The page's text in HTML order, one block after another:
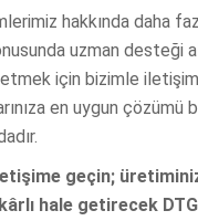
hakkında daha
uzman desteği
için bizimle
en uygun çözümü
geçin;
hale getirecek